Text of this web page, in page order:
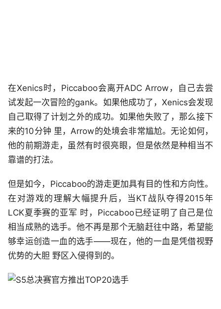
在Xenics时，Piccaboo会离开ADC Arrow，自己去尝
试发起一次冒险的gank。如果他成功了，Xenics会发现
自己取得了计划之外的成功。如果他失败了，那么接下
来的10分钟 里，Arrow的处境会非常尴尬。无论如何，
他的前期游走，虽然有时很亮眼，但是依然是种相当不
靠谱的打法。
但是如今，Piccaboo的游走更加具有目的性和方向性。
在对游戏的理解大幅提升后，当KT战队夺得2015年
LCK夏季赛的亚军 时，Piccaboo已经证明了自己是位
相当成熟的选手。他不再是那个无脑赶往中路，希望能
够幸运创造一血的选手——现在，他的一血是凭借视野
优势的大胆 野区入侵得到的。